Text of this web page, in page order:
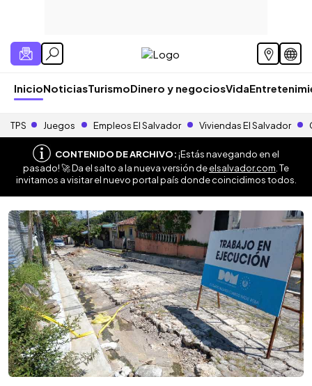
InicioNoticiasTurismoDinero y negociosVida
TPS Juegos Empleos El Salvador Viviendas El Salvador
CONTENIDO DE ARCHIVO:¡Estás navegando en el
pasado! 🚀 Da el salto a la nueva versión deelsalvador.com . Te
invitamos a visitar el nuevo portal país donde coincidimos todos.